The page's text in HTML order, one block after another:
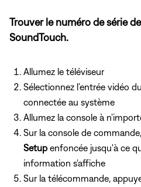
Trouver le numéro de série
SoundTouch.
Allumez le téléviseur
Sélectionnez l’entrée vidéo
connectée au système
Allumez la console à
Sur la console de
Setup enfoncée jusqu'à ce
information s'affiche
Sur la télécommande,